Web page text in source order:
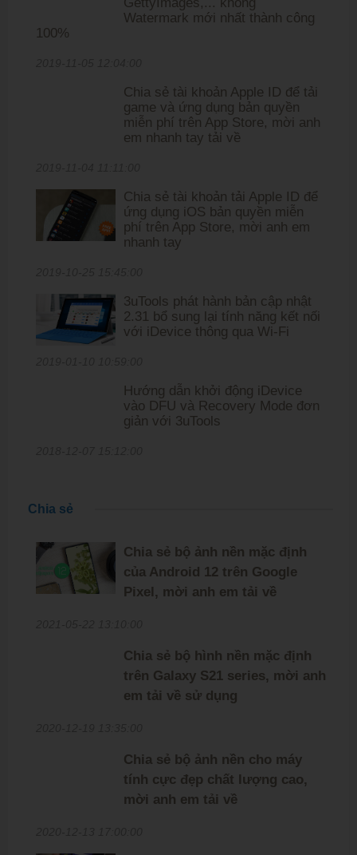
GettyImages,... không
Watermark mới nhất thành công
100%
Chia sẻ tài khoản Apple ID để tải
game và ứng dụng bản quyền
miễn phí trên App Store, mời anh
em nhanh tay tải về
Chia sẻ tài khoản tải Apple ID để
ứng dụng iOS bản quyền miễn
phí trên App Store, mời anh em
nhanh tay
3uTools phát hành bản cập nhật
2.31 bổ sung lại tính năng kết nối
với iDevice thông qua Wi-Fi
Hướng dẫn khởi động iDevice
vào DFU và Recovery Mode đơn
giản với 3uTools
Chia sẻ
Chia sẻ bộ ảnh nền mặc định
của Android 12 trên Google
Pixel, mời anh em tải về
Chia sẻ bộ hình nền mặc định
trên Galaxy S21 series, mời anh
em tải về sử dụng
Chia sẻ bộ ảnh nền cho máy
tính cực đẹp chất lượng cao,
mời anh em tải về